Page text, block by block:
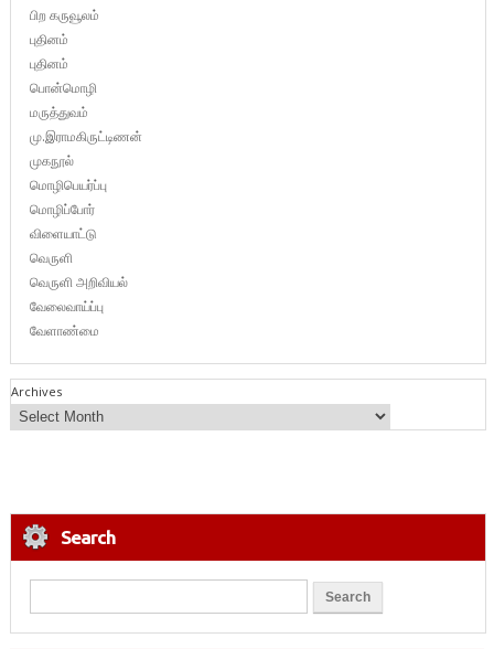
பிற கருவூலம்
புதினம்
புதினம்
பொன்மொழி
மருத்துவம்
மு.இராமகிருட்டிணன்
முகநூல்
மொழிபெயர்ப்பு
மொழிப்போர்
விளையாட்டு
வெருளி
வெருளி அறிவியல்
வேலைவாய்ப்பு
வேளாண்மை
Archives
Search